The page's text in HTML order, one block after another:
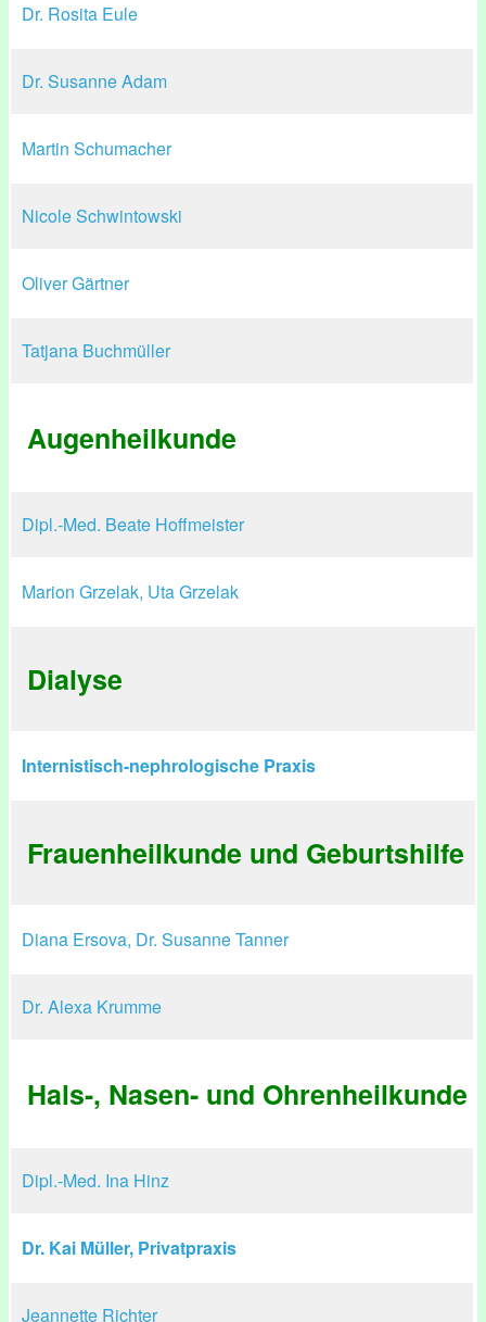
Dr. Rosita Eule
Dr. Susanne Adam
Martin Schumacher
Nicole Schwintowski
Oliver Gärtner
Tatjana Buchmüller
Augenheilkunde
Dipl.-Med. Beate Hoffmeister
Marion Grzelak, Uta Grzelak
Dialyse
Internistisch-nephrologische Praxis
Frauenheilkunde und Geburtshilfe
Diana Ersova, Dr. Susanne Tanner
Dr. Alexa Krumme
Hals-, Nasen- und Ohrenheilkunde
Dipl.-Med. Ina Hinz
Dr. Kai Müller, Privatpraxis
Jeannette Richter